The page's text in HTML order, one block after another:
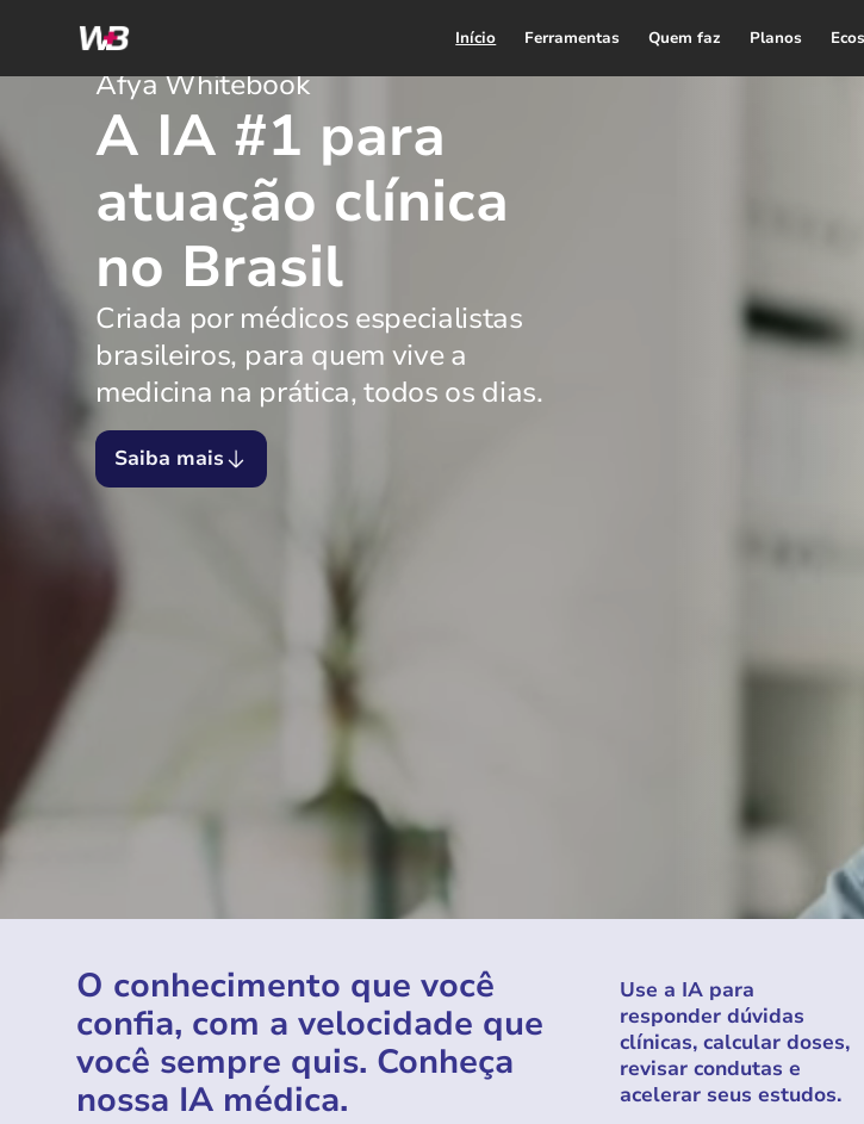
Início Ferramentas Quem faz Planos
Afya Whitebook
A IA #1 para
atuação clínica
no Brasil
Criada por médicos especialistas
brasileiros, para quem vive a
medicina na prática, todos os dias.
Saiba mais
O conhecimento que você
confia, com a velocidade que
você sempre quis. Conheça
nossa IA médica.
Use a IA para
responder dúvidas
clínicas, calcular doses,
revisar condutas e
acelerar seus estudos.